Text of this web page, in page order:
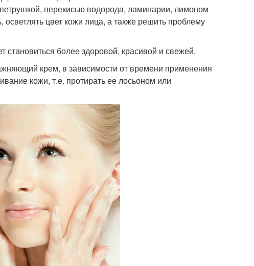
перекисью водорода, ламинарии, лимоном
цвет кожи лица, а также решить проблему
становиться более здоровой, красивой и свежей.
крем, в зависимости от времени применения
кожи, т.е. протирать ее лосьоном или